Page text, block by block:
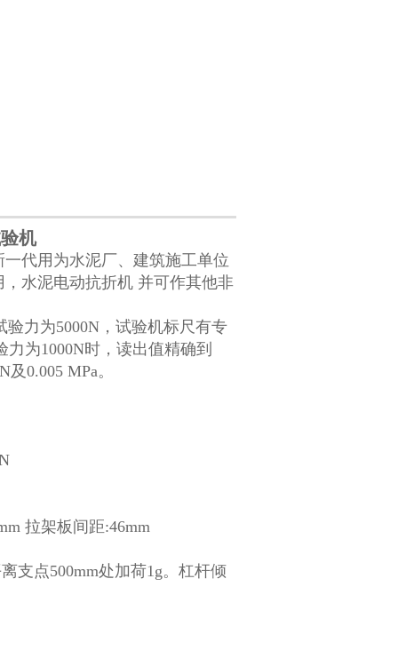
机
代用为水泥厂、建筑施工单位
水泥电动抗折机 并可作其他非
力为5000N，试验机标尺有专
为1000N时，读出值精确到
0.005 MPa。
拉架板间距:46mm
支点500mm处加荷1g。杠杆倾